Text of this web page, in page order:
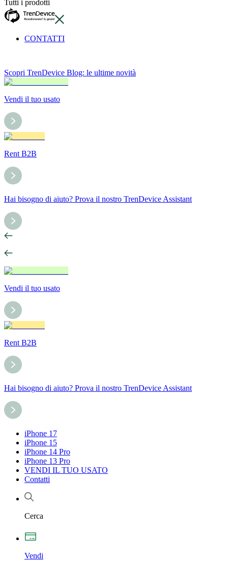
Tutti i prodotti
CONTATTI
Scopri TrenDevice Blog: le ultime novità
Vendi il tuo usato
Rent B2B
Hai bisogno di aiuto? Prova il nostro TrenDevice Assistant
Vendi il tuo usato
Rent B2B
Hai bisogno di aiuto? Prova il nostro TrenDevice Assistant
iPhone 17
iPhone 15
iPhone 14 Pro
iPhone 13 Pro
VENDI IL TUO USATO
Contatti
Cerca
Vendi